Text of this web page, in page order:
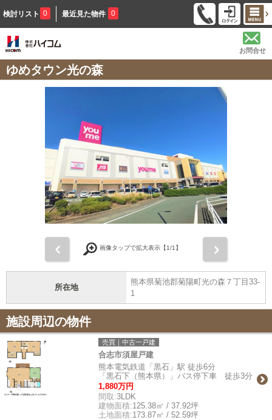
検討リスト 0 最近見た物件 0
お問合せ
ゆめタウン光の森
画像タップで拡大表示【1/1】
所在地
熊本県菊池郡菊陽町光の森７丁目33-
1
施設周辺の物件
売買｜中古一戸建
合志市須屋戸建
熊本電気鉄道「黒石」駅 徒歩6分
「黒石下（熊本県）」バス停下車 徒歩3分
1,880万円
間取:3LDK
建物面積:125.38㎡ / 37.92坪
土地面積:173.87㎡ / 52.59坪